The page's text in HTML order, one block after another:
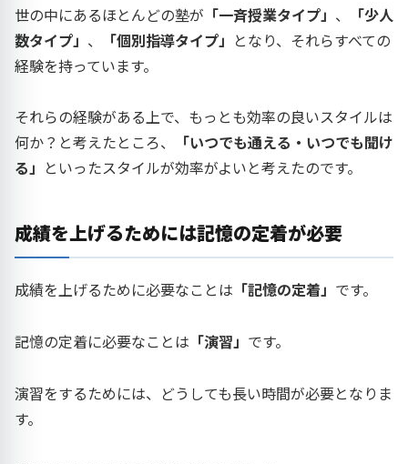
世の中にあるほとんどの塾が 「一斉授業タイプ」 、
「少人
数タイプ」 、 「個別指導タイプ」 となり、それらすべての
経験を持っています。
それらの経験がある上で、もっとも効率の良いスタイルは
何か？と考えたところ、
「いつでも通える・いつでも聞け
る」 といったスタイルが効率がよいと考えたのです。
成績を上げるためには記憶の定着が必要
成績を上げるために必要なことは 「記憶の定着」 です。
記憶の定着に必要なことは 「演習」 です。
演習をするためには、どうしても長い時間が必要となりま
す。